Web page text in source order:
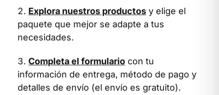
Explora nuestros productos y elige el
paquete que mejor se adapte a tus
necesidades.
Completa el formulario con tu
información de entrega, método de pago y
detalles de envío (el envío es gratuito).